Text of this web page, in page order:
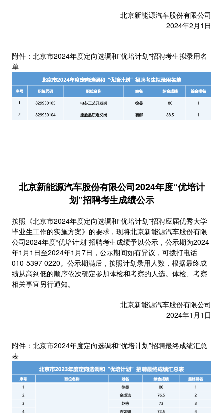
北京新能源汽车股份有限公司
2024年2月1日
附件：北京市2024年度定向选调和"优培计划"招聘考生拟录用名
单
北京新能源汽车股份有限公司2024年度“优培计
划”招聘考生成绩公示
按照《北京市2024年度定向选调和“优培计划”招聘应届优秀大学
毕业生工作的实施方案》的要求，现将北京新能源汽车股份有限
公司2024年度“优培计划”招聘考生成绩予以公示，公示期为2024
年1月1日至2024年1月7日，公示期间如有异议，可拨打电话
010-5397 0220。公示期满后，按照计划录用人数，根据最终成
绩从高到低的顺序依次确定参加体检和考察的人选。体检、考察
相关事宜另行通知。
北京新能源汽车股份有限公司
2024年1月1日
附件：北京市2024年度定向选调和“优培计划”招聘最终成绩汇总
表